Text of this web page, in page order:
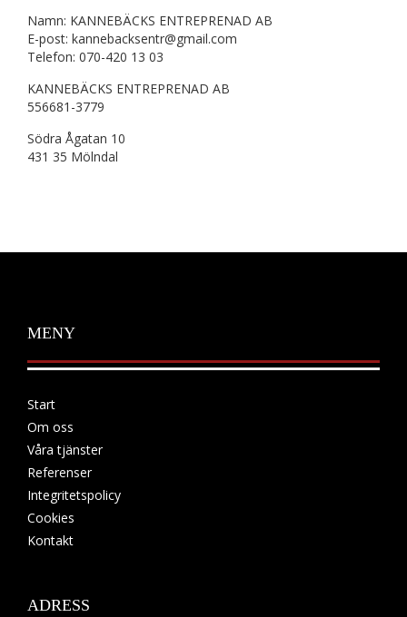
Namn: KANNEBÄCKS ENTREPRENAD AB
E-post: kannebacksentr@gmail.com
Telefon: 070-420 13 03
KANNEBÄCKS ENTREPRENAD AB
556681-3779
Södra Ågatan 10
431 35 Mölndal
MENY
Start
Om oss
Våra tjänster
Referenser
Integritetspolicy
Cookies
Kontakt
ADRESS